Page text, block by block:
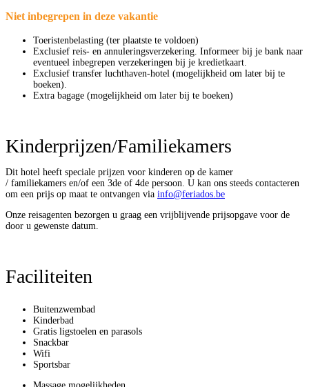
Niet inbegrepen in deze vakantie
Toeristenbelasting (ter plaatste te voldoen)
Exclusief reis- en annuleringsverzekering. Informeer bij je bank naar
eventueel inbegrepen verzekeringen bij je kredietkaart.
Exclusief transfer luchthaven-hotel (mogelijkheid om later bij te
boeken).
Extra bagage (mogelijkheid om later bij te boeken)
Dit hotel heeft speciale prijzen voor kinderen op de kamer
/ familiekamers en/of een 3de of 4de persoon. U kan ons steeds contacteren
om een prijs op maat te ontvangen via info@feriados.be
Onze reisagenten bezorgen u graag een vrijblijvende prijsopgave voor de
door u gewenste datum.
Faciliteiten
Buitenzwembad
Kinderbad
Gratis ligstoelen en parasols
Snackbar
Wifi
Sportsbar
Massage mogelijkheden